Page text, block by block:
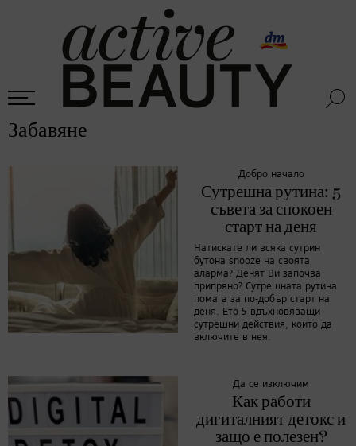
Забавяне
Добро начало
Сутрешна рутина: 5
съвета за спокоен
старт на деня
Натискате ли всяка сутрин
бутона snooze на своята
аларма? Денят Ви започва
припряно? Сутрешната рутина
помага за по-добър старт на
деня. Ето 5 вдъхновяващи
сутрешни действия, които да
включите в нея.
Да се изключим
Как работи
дигиталният детокс и
защо е полезен?